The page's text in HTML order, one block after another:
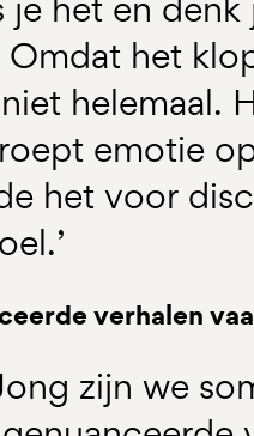
het
helemaal.
emotie
het voor
verhalen
zijn we